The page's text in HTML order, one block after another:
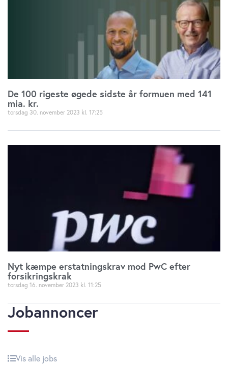
De 100 rigeste øgede sidste år formuen med 141
mia. kr.
torsdag 30. november 2023 17:25
Nyt kæmpe erstatningskrav mod PwC efter
forsikringskrak
torsdag 16. november 2023 11:25
Jobannoncer
Vis alle jobs